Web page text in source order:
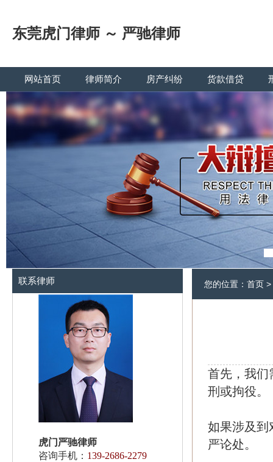
东莞虎门律师 ～ 严驰律师
网站首页 律师简介 房产纠纷 货款借贷
联系律师
虎门严驰律师
咨询手机： 139-2686-2279
您的位置： 首页 >
首先，我们
刑或拘役。
如果涉及到
严论处。